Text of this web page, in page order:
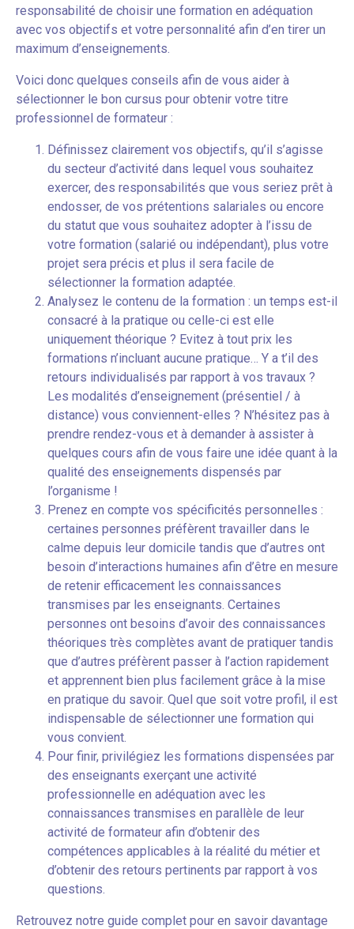
responsabilité de choisir une formation en adéquation
avec vos objectifs et votre personnalité afin d’en tirer un
maximum d’enseignements.
Voici donc quelques conseils afin de vous aider à
sélectionner le bon cursus pour obtenir votre titre
professionnel de formateur :
Définissez clairement vos objectifs, qu’il s’agisse
du secteur d’activité dans lequel vous souhaitez
exercer, des responsabilités que vous seriez prêt à
endosser, de vos prétentions salariales ou encore
du statut que vous souhaitez adopter à l’issu de
votre formation (salarié ou indépendant), plus votre
projet sera précis et plus il sera facile de
sélectionner la formation adaptée.
Analysez le contenu de la formation : un temps est-il
consacré à la pratique ou celle-ci est elle
uniquement théorique ? Evitez à tout prix les
formations n’incluant aucune pratique… Y a t’il des
retours individualisés par rapport à vos travaux ?
Les modalités d’enseignement (présentiel / à
distance) vous conviennent-elles ? N’hésitez pas à
prendre rendez-vous et à demander à assister à
quelques cours afin de vous faire une idée quant à la
qualité des enseignements dispensés par
l’organisme !
Prenez en compte vos spécificités personnelles :
certaines personnes préfèrent travailler dans le
calme depuis leur domicile tandis que d’autres ont
besoin d’interactions humaines afin d’être en mesure
de retenir efficacement les connaissances
transmises par les enseignants. Certaines
personnes ont besoins d’avoir des connaissances
théoriques très complètes avant de pratiquer tandis
que d’autres préfèrent passer à l’action rapidement
et apprennent bien plus facilement grâce à la mise
en pratique du savoir. Quel que soit votre profil, il est
indispensable de sélectionner une formation qui
vous convient.
Pour finir, privilégiez les formations dispensées par
des enseignants exerçant une activité
professionnelle en adéquation avec les
connaissances transmises en parallèle de leur
activité de formateur afin d’obtenir des
compétences applicables à la réalité du métier et
d’obtenir des retours pertinents par rapport à vos
questions.
Retrouvez notre guide complet pour en savoir davantage